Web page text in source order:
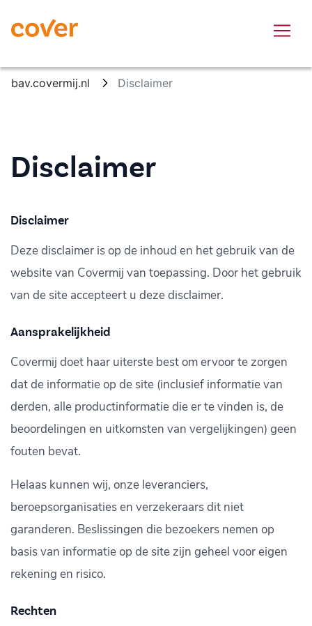
bav.covermij.nl Disclaimer
Disclaimer
Disclaimer
Deze disclaimer is op de inhoud en het gebruik van de
website van Covermij van toepassing. Door het gebruik
van de site accepteert u deze disclaimer.
Aansprakelijkheid
Covermij doet haar uiterste best om ervoor te zorgen
dat de informatie op de site (inclusief informatie van
derden, alle productinformatie die er te vinden is, de
beoordelingen en uitkomsten van vergelijkingen) geen
fouten bevat.
Helaas kunnen wij, onze leveranciers,
beroepsorganisaties en verzekeraars dit niet
garanderen. Beslissingen die bezoekers nemen op
basis van informatie op de site zijn geheel voor eigen
rekening en risico.
Rechten